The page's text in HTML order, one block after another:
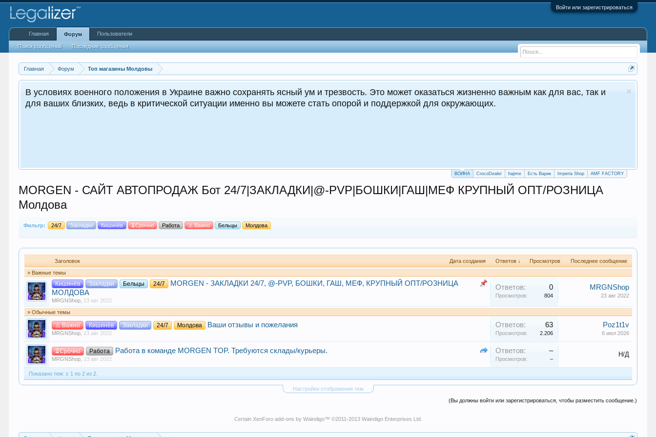
Войти или зарегистрироваться
Главная Форум Топ магазины Молдовы
важным как для вас, так и
CrocoDealer - №1 в Молдове Сайт авто продаж
Круглосуточные продажи 24/7
ВОЙНА CrocoDealer hajime Есть Варик Imperia Shop AMF FACTORY
MORGEN - САЙТ АВТОПРОДАЖ Бот 24/7|ЗАКЛАДКИ|@-PVP|БОШКИ|ГАШ|МЕФ КРУПНЫЙ ОПТ/РОЗНИЦА
Молдова
Фильтр: 24/7 Закладки Кишинёв ⏳Срочно Работа ⚠️ Важно Бельцы Молдова
Заголовок Дата создания Ответов ↓ Просмотров
Последнее сообщение
» Важные темы
Кишинёв Закладки Бельцы 24/7
MORGEN - ЗАКЛАДКИ 24/7, @-PVP, БОШКИ, ГАШ, МЕФ, КРУПНЫЙ ОПТ/РОЗНИЦА
МОЛДОВА
MRGNShop 23 авг 2022
Ответов: 0
Просмотров: 804
MRGNShop
23 авг 2022
» Обычные темы
⚠️ Важно Кишинёв Закладки 24/7 Молдова Ваши отзывы и пожелания
MRGNShop 23 авг 2022
Ответов: 63
Просмотров: 2.206
Poz1t1v
6 июл 2026
⏳Срочно Работа Работа в команде MORGEN TOP. Требуются склады/курьеры.
MRGNShop 23 авг 2022
Ответов: –
Просмотров: –
Н/Д
Показано тем: с 1 по 2 из 2.
Настройки отображения тем
(Вы должны войти или зарегистрироваться, чтобы разместить сообщение.)
Certain XenForo add-ons by Waindigo™ ©2011-2013 Waindigo Enterprises Ltd.
Главная Форум
Поиск сообщений Последние сообщения
Пользователи